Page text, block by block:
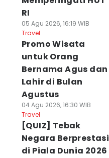
RI
05 Agu 2026, 16:19 WIB
Travel
Promo Wisata
untuk Orang
Bernama Agus dan
Lahir di Bulan
Agustus
04 Agu 2026, 16:30 WIB
Travel
[QUIZ] Tebak
Negara Berprestasi
di Piala Dunia 2026